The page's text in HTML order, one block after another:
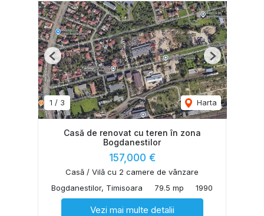
1 / 3 Harta
Previous Next
Casă de renovat cu teren în zona
Bogdanestilor
157,000 €
Casă / Vilă cu 2 camere de vânzare
Bogdanestilor, Timisoara
79.5 mp 1990
Vezi mai multe detalii